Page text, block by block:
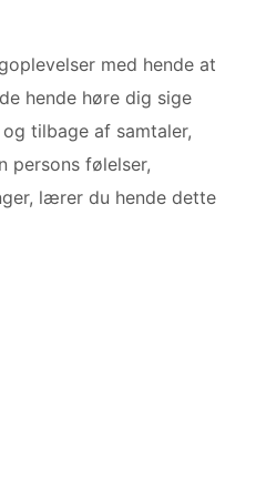
med hende at
hende høre dig sige
tilbage af samtaler,
persons følelser,
lærer du hende dette